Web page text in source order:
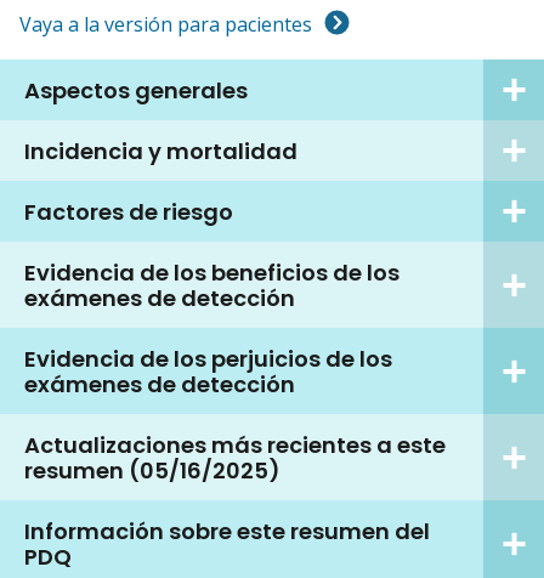
Vaya a la versión para pacientes
Aspectos generales
Incidencia y mortalidad
Factores de riesgo
Evidencia de los beneficios de los
exámenes de detección
Evidencia de los perjuicios de los
exámenes de detección
Actualizaciones más recientes a este
resumen (05/16/2025)
Información sobre este resumen del
PDQ